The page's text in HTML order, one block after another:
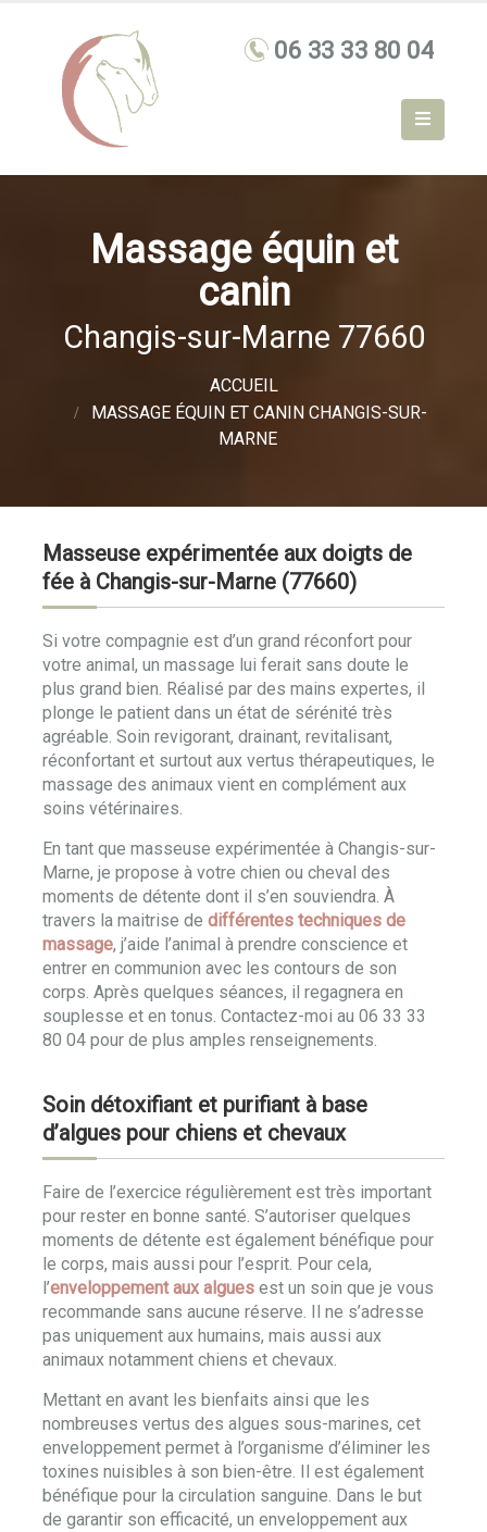
Massage équin et
canin
Changis-sur-Marne 77660
ACCUEIL
MASSAGE ÉQUIN ET CANIN CHANGIS-SUR-
MARNE
Masseuse expérimentée aux doigts de
fée à Changis-sur-Marne (77660)
Si votre compagnie est d’un grand réconfort pour
votre animal, un massage lui ferait sans doute le
plus grand bien. Réalisé par des mains expertes, il
plonge le patient dans un état de sérénité très
agréable. Soin revigorant, drainant, revitalisant,
réconfortant et surtout aux vertus thérapeutiques, le
massage des animaux vient en complément aux
soins vétérinaires.
En tant que masseuse expérimentée à Changis-sur-
Marne, je propose à votre chien ou cheval des
moments de détente dont il s’en souviendra. À
travers la maitrise de différentes techniques de
massage, j’aide l’animal à prendre conscience et
entrer en communion avec les contours de son
corps. Après quelques séances, il regagnera en
souplesse et en tonus. Contactez-moi au 06 33 33
80 04 pour de plus amples renseignements.
Soin détoxifiant et purifiant à base
d’algues pour chiens et chevaux
Faire de l’exercice régulièrement est très important
pour rester en bonne santé. S’autoriser quelques
moments de détente est également bénéfique pour
le corps, mais aussi pour l’esprit. Pour cela,
l’enveloppement aux algues est un soin que je vous
recommande sans aucune réserve. Il ne s’adresse
pas uniquement aux humains, mais aussi aux
animaux notamment chiens et chevaux.
Mettant en avant les bienfaits ainsi que les
nombreuses vertus des algues sous-marines, cet
enveloppement permet à l’organisme d’éliminer les
toxines nuisibles à son bien-être. Il est également
bénéfique pour la circulation sanguine. Dans le but
de garantir son efficacité, un enveloppement aux